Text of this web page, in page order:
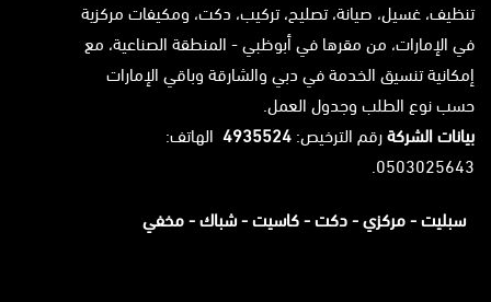
تنظيف، غسيل، صيانة، تصليح، تركيب، دكت، ومكيفات مركزية
في الإمارات، من مقرها في أبوظبي - المنطقة الصناعية، مع
إمكانية تنسيق الخدمة في دبي والشارقة وباقي الإمارات
حسب نوع الطلب وجدول العمل.
بيانات الشركةرقم الترخيص: 4935524 الهاتف:
0503025643.
سبليت -مركزي -دكت -كاسيت -شباك -مخفي